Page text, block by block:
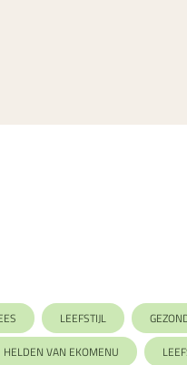
LEEFSTIJL
HELDEN VAN EKOMENU